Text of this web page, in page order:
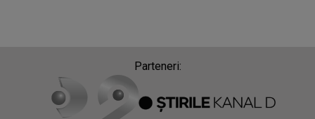
Parteneri: